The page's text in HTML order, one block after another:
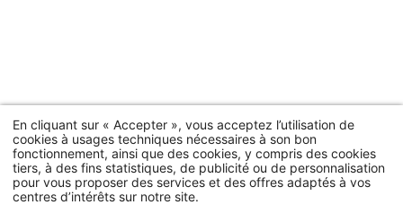
En cliquant sur « Accepter », vous acceptez l’utilisation de
cookies à usages techniques nécessaires à son bon
fonctionnement, ainsi que des cookies, y compris des cookies
tiers, à des fins statistiques, de publicité ou de personnalisation
pour vous proposer des services et des offres adaptés à vos
centres d’intérêts sur notre site.